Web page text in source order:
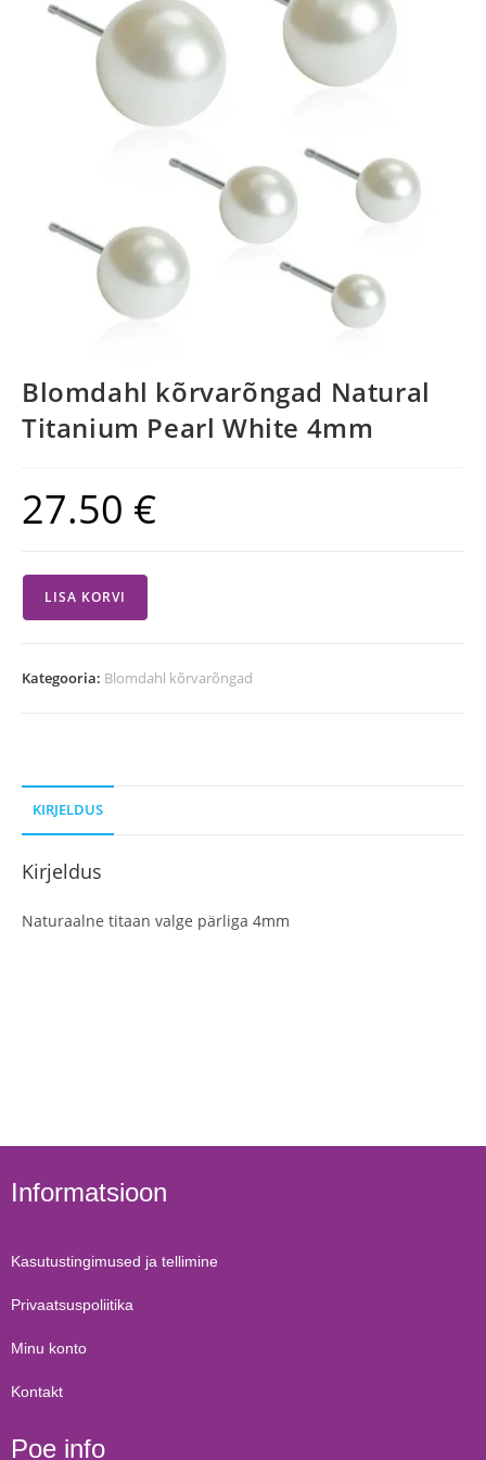
Blomdahl kõrvarõngad Natural
Titanium Pearl White 4mm
27.50 €
LISA KORVI
Kategooria: Blomdahl kõrvarõngad
KIRJELDUS
Kirjeldus
Naturaalne titaan valge pärliga 4mm
Informatsioon
Kasutustingimused ja tellimine
Privaatsuspoliitika
Minu konto
Kontakt
Poe info